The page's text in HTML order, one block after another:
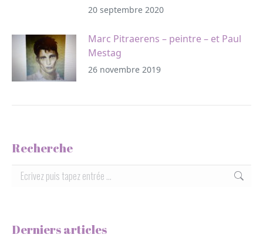
20 septembre 2020
Marc Pitraerens – peintre – et Paul
Mestag
26 novembre 2019
Recherche
Rechercher:
Derniers articles